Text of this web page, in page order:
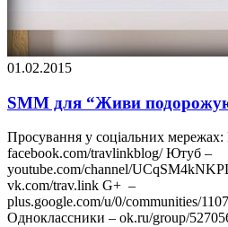
01.02.2015
SMM для “Живи
Просування у соціальних мережах:
facebook.com/travlinkblog/ Ютуб –
youtube.com/channel/
vk.com/trav.link G+ –
plus.google.com/u/0/communities/
Одноклассники – ok.ru/group/